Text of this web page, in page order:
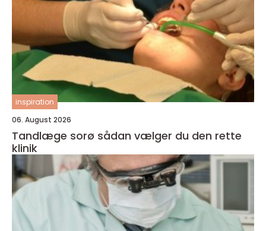
inspiration
06. August 2026
Tandlæge sorø sådan vælger du den rette
klinik